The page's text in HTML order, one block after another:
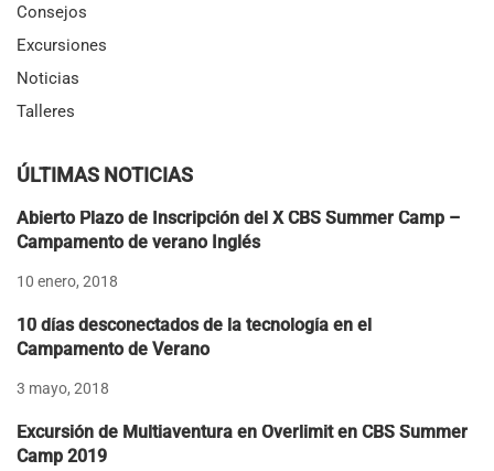
ESCOLAR
2024-
Consejos
Excursiones
Noticias
Talleres
ÚLTIMAS NOTICIAS
Abierto Plazo de Inscripción del X CBS Summer Camp –
Campamento de verano Inglés
10 enero, 2018
10 días desconectados de la tecnología en el
Campamento de Verano
3 mayo, 2018
Excursión de Multiaventura en Overlimit en CBS Summer
Camp 2019